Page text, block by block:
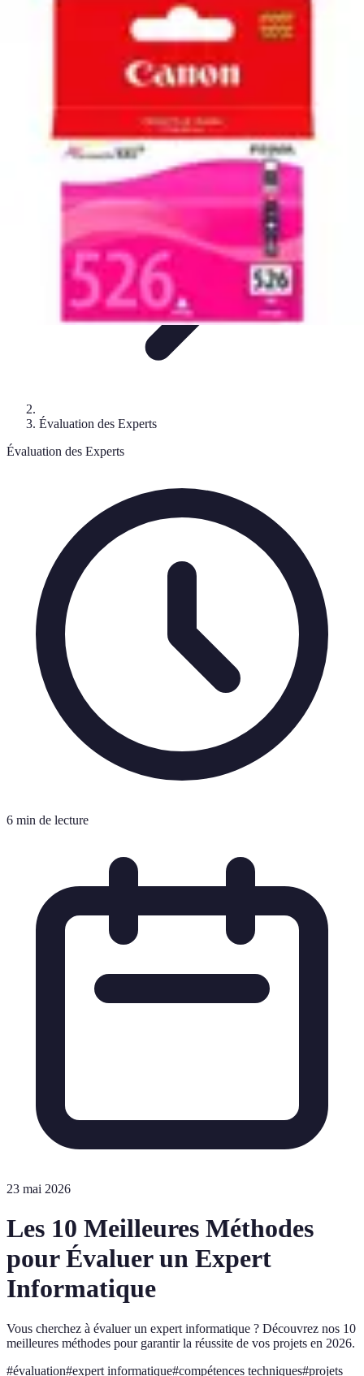
Compétences Sélection d'expertsDiagnostics
Évaluation des Experts
Informatique Expert
Évaluation des Experts
Évaluation des Experts
6 min de lecture
23 mai 2026
Les 10 Meilleures Méthodes
pour Évaluer un Expert
Informatique
Vous cherchez à évaluer un expert informatique ? Découvrez nos 10
meilleures méthodes pour garantir la réussite de vos projets en 2026.
#évaluation#expert informatique#compétences techniques#projets